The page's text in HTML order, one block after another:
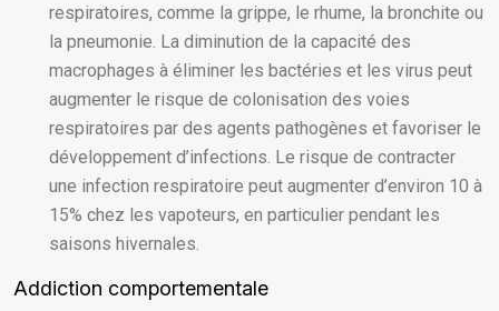
respiratoires, comme la grippe, le rhume, la bronchite ou
la pneumonie. La diminution de la capacité des
macrophages à éliminer les bactéries et les virus peut
augmenter le risque de colonisation des voies
respiratoires par des agents pathogènes et favoriser le
développement d’infections. Le risque de contracter
une infection respiratoire peut augmenter d’environ 10 à
15% chez les vapoteurs, en particulier pendant les
saisons hivernales.
Addiction comportementale